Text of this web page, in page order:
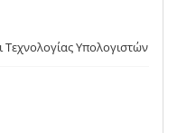
Υπολογιστών